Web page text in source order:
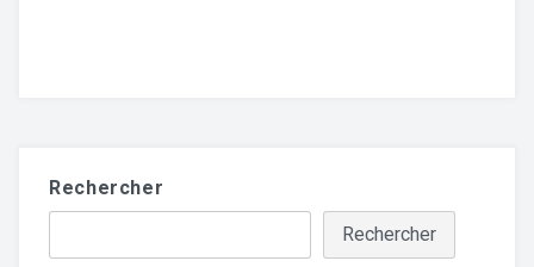
Rechercher
Rechercher